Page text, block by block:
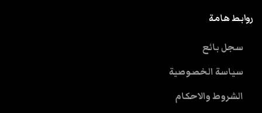
روابط هامة
سجل بائع
سياسة الخصوصية
الشروط والاحكام